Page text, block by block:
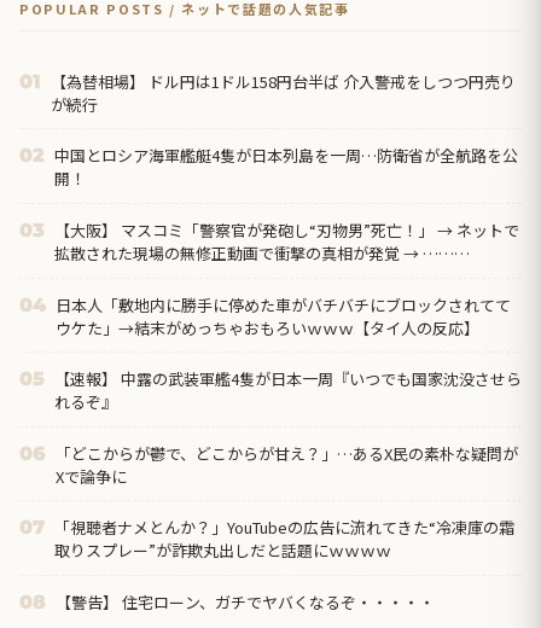
POPULAR POSTS / ネットで話題の人気記事
01
【為替相場】 ドル円は1ドル158円台半ば 介入警戒をしつつ円売り
が続行
02 中国とロシア海軍艦艇4隻が日本列島を一周…防衛省が全航路を公
開！
03
【大阪】 マスコミ「警察官が発砲し“刃物男”死亡！」 → ネットで
拡散された現場の無修正動画で衝撃の真相が発覚 → ………
04 日本人「敷地内に勝手に停めた車がバチバチにブロックされてて
ウケた」→結末がめっちゃおもろいｗｗｗ【タイ人の反応】
05
【速報】 中露の武装軍艦4隻が日本一周『いつでも国家沈没させら
れるぞ』
06
「どこからが鬱で、どこからが甘え？」…あるX民の素朴な疑問が
Xで論争に
07
「視聴者ナメとんか？」YouTubeの広告に流れてきた“冷凍庫の霜
取りスプレー”が詐欺丸出しだと話題にｗｗｗｗ
08 【警告】 住宅ローン、ガチでヤバくなるぞ・・・・・